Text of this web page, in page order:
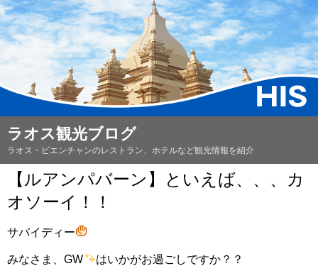
ラオス観光ブログ
ラオス・ビエンチャンのレストラン、ホテルなど観光情報を紹介
【ルアンパバーン】といえば、、、カ
オソーイ！！
サバイディー
みなさま、GW はいかがお過ごしですか？？